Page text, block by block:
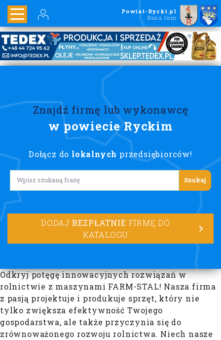
Powiat-Rycki.pl
Baza firm
Znajdź firmę lub wykonawcę
w powiecie Ryckim
Dołącz do lokalnych przedsiębiorców!
Lorem ipsum
DODAJ BEZPŁATNIE FIRMĘ DO
KATALOGU
Odkryj potęgę innowacyjnych rozwiązań w
rolnictwie z maszynami FARM-STAL! Nasza firma
z pasją projektuje i produkuje sprzęt, który nie
tylko zwiększa efektywność Twojego
gospodarstwa, ale także przyczynia się do
zrównoważonego rozwoju rolnictwa. Niech nasze